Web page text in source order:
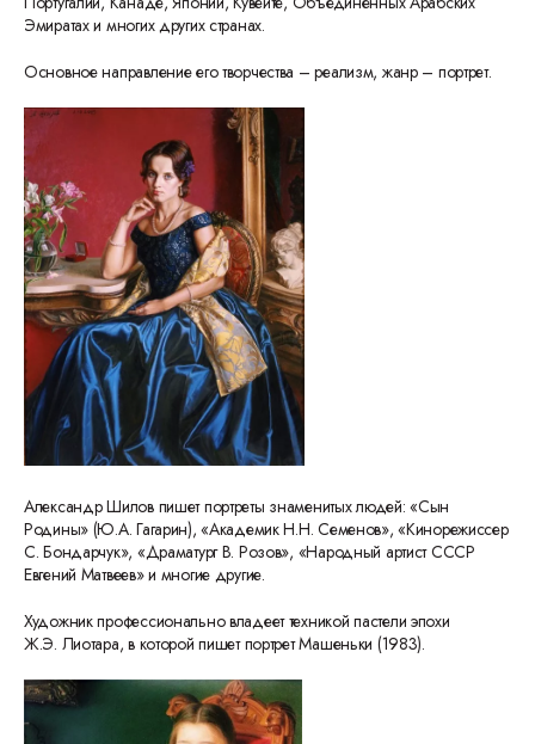
Эмиратах и многих других странах.
Основное направление его творчества – реализм, жанр – портрет.
Александр Шилов пишет портреты знаменитых людей: «Сын
Родины» (Ю.А. Гагарин), «Академик Н.Н. Семенов», «Кинорежиссер
С. Бондарчук», «Драматург В. Розов», «Народный артист СССР
Евгений Матвеев» и многие другие.
Художник профессионально владеет техникой пастели эпохи
Ж.Э. Лиотара, в которой пишет портрет Машеньки (1983).